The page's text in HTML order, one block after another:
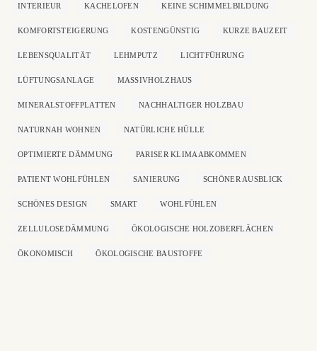
INTERIEUR KACHELOFEN KEINE SCHIMMELBILDUNG
KOMFORTSTEIGERUNG KOSTENGÜNSTIG KURZE BAUZEIT
LEBENSQUALITÄT LEHMPUTZ LICHTFÜHRUNG
LÜFTUNGSANLAGE MASSIVHOLZHAUS
MINERALSTOFFPLATTEN NACHHALTIGER HOLZBAU
NATURNAH WOHNEN NATÜRLICHE HÜLLE
OPTIMIERTE DÄMMUNG PARISER KLIMAABKOMMEN
PATIENT WOHLFÜHLEN SANIERUNG SCHÖNER AUSBLICK
SCHÖNES DESIGN SMART WOHLFÜHLEN
ZELLULOSEDÄMMUNG ÖKOLOGISCHE HOLZOBERFLÄCHEN
ÖKONOMISCH ÖKOLOGISCHE BAUSTOFFE